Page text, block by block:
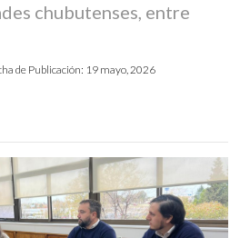
chubutenses, entre
de Publicación: 19 mayo, 2026